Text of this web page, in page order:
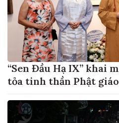
“Sen Đầu Hạ IX” khai
tỏa tinh thần Phật